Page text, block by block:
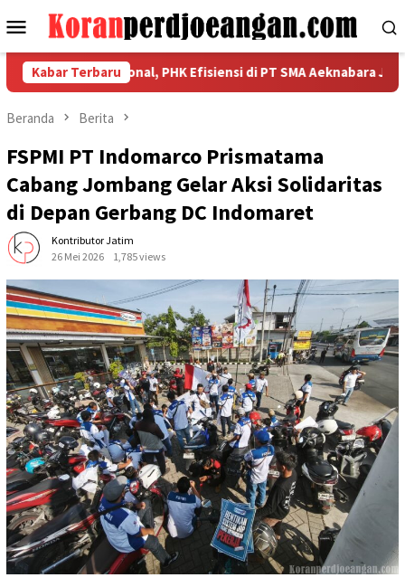
ke
Menu
Mobile
Kabar Terbaru
Nasional, PHK Efisiensi di PT SMA Aeknabara Jadi
Beranda Berita
FSPMI PT Indomarco Prismatama
Cabang Jombang Gelar Aksi Solidaritas
di Depan Gerbang DC Indomaret
Kontributor Jatim
26 Mei 2026
1,785 views